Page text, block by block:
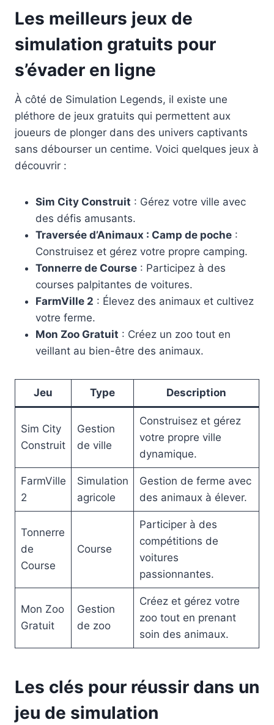
Les meilleurs jeux de
simulation gratuits pour
s’évader en ligne
À côté de Simulation Legends, il existe une
pléthore de jeux gratuits qui permettent aux
joueurs de plonger dans des univers captivants
sans débourser un centime. Voici quelques jeux à
découvrir :
Sim City Construit : Gérez votre ville avec
des défis amusants.
Traversée d’Animaux : Camp de poche :
Construisez et gérez votre propre camping.
Tonnerre de Course : Participez à des
courses palpitantes de voitures.
FarmVille 2 : Élevez des animaux et cultivez
votre ferme.
Mon Zoo Gratuit : Créez un zoo tout en
veillant au bien-être des animaux.
Jeu Type Description
Sim City
Construit
Gestion
de ville
Construisez et gérez
votre propre ville
dynamique.
FarmVille
2
Simulation
agricole
Gestion de ferme avec
des animaux à élever.
Tonnerre
de
Course
Course
Participer à des
compétitions de
voitures
passionnantes.
Mon Zoo
Gratuit
Gestion
de zoo
Créez et gérez votre
zoo tout en prenant
soin des animaux.
Les clés pour réussir dans un
jeu de simulation